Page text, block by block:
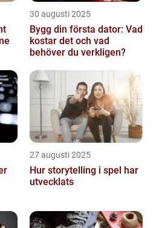
30 augusti 2025
Bygg din första dator: Vad
kostar det och vad
behöver du verkligen?
27 augusti 2025
Hur storytelling i spel har
utvecklats